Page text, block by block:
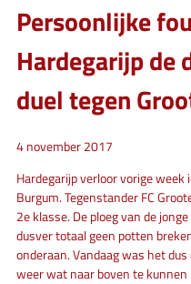
Persoonlijke
Hardegarijp de
duel tegen
4 november 2017
Hardegarijp verloor vorige
Burgum. Tegenstander FC
2e klasse. De ploeg van de
dusver totaal geen potten
onderaan. Vandaag was het
weer wat naar boven te kunnen